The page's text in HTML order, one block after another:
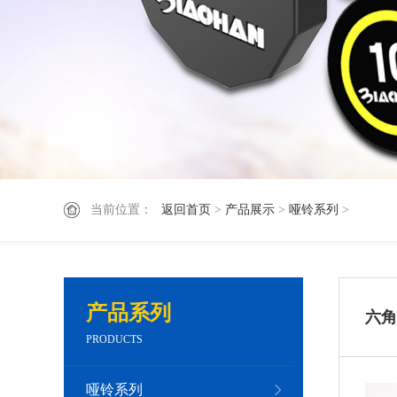
当前位置： 返回首页 > 产品展示 > 哑铃系列 >
产品系列
PRODUCTS
哑铃系列
六